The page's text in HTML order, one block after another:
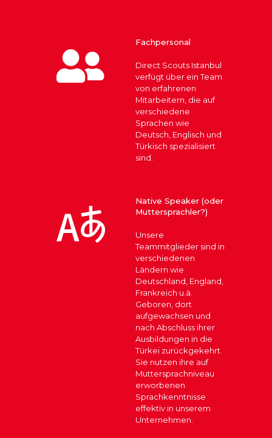
Fachpersonal
Direct Scouts Istanbul
verfügt über ein Team
von erfahrenen
Mitarbeitern, die auf
verschiedene
Sprachen wie
Deutsch, Englisch und
Türkisch spezialisiert
sind.
Native Speaker (oder
Muttersprachler?)
Unsere
Teammitglieder sind in
verschiedenen
Ländern wie
Deutschland, England,
Frankreich u.ä.
Geboren, dort
aufgewachsen und
nach Abschluss ihrer
Ausbildungen in die
Türkei zurückgekehrt.
Sie nutzen ihre auf
Muttersprachniveau
erworbenen
Sprachkenntnisse
effektiv in unserem
Unternehmen.